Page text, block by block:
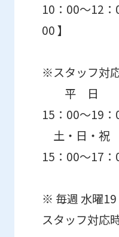
10：00～12：
00 】
※スタッフ対
平 日 10
15：00～19：
土・日・祝
15：00～17
※ 毎週 水曜
スタッフ対応